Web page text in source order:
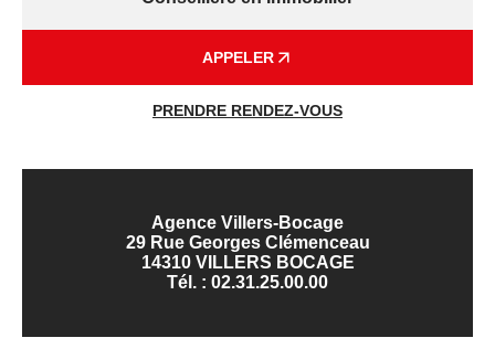
APPELER
PRENDRE RENDEZ-VOUS
Agence Villers-Bocage
29 Rue Georges Clémenceau
14310 VILLERS BOCAGE
Tél. : 02.31.25.00.00